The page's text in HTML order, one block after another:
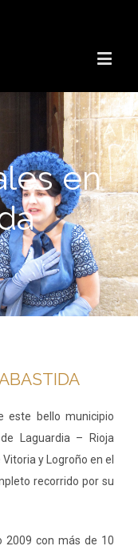
en
este bello municipio
Laguardia – Rioja
y Logroño en el
recorrido por su
2009 con más de 10